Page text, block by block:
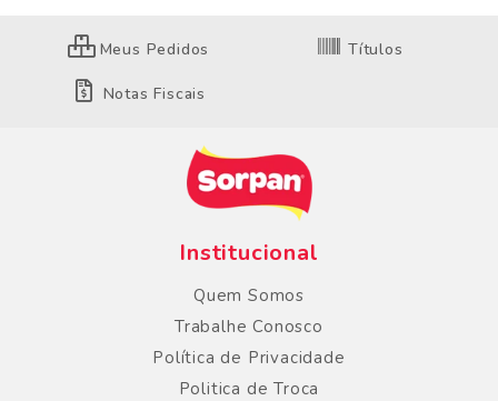
Meus Pedidos Títulos
Notas Fiscais
Institucional
Quem Somos
Trabalhe Conosco
Política de Privacidade
Politica de Troca